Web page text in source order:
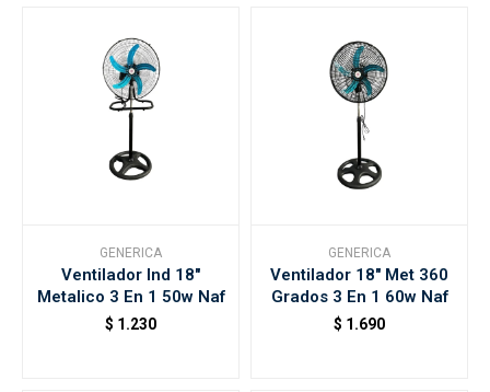
GENERICA
Ventilador Ind 18"
Metalico 3 En 1 50w Naf
$ 1.230
GENERICA
Ventilador 18" Met 360
Grados 3 En 1 60w Naf
$ 1.690